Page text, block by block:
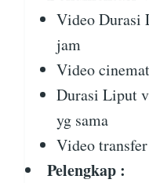
Video Durasi
jam
Video
Durasi Liput
yg sama
Video
Pelengkap :